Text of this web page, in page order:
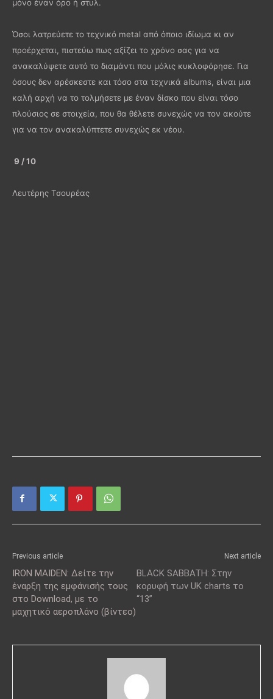
μόνο έναν όρο ή στυλ.
Όσοι λατρεύετε το τεχνικό metal από όποιο ιδίωμα κι αν
προέρχεται, πιστεύω πως αξίζει το χρόνο σας για να
ανακαλύψετε αυτό το διαμάντι που μόλις κυκλοφόρησε. Για
όσους δεν αρέσκεστε και τόσο στα τεχνικά albums, είναι μια
καλή αρχή να το τολμήσετε με έναν δίσκο που είναι τόσο
πλούσιος σε στοιχεία, που θα θέλετε συνεχώς να τον ακούτε
για να τον ανακαλύπτετε συνεχώς εκ νέου.
9 / 10
Λευτέρης Τσουρέας
Previous article
IRON MAIDEN: Δείτε την
έναρξη της εμφάνισής τους
στο Download, με το
μαχητικό αεροπλάνο (βίντεο)
Next article
BLACK SABBATH: Στην
κορυφή των UK charts το
“13”